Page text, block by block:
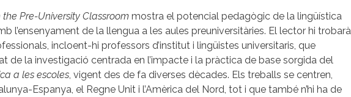
Pre-University Classroom mostra el potencial pedagògic de la lingüística
l’ensenyament de la llengua a les aules preuniversitàries. El lector hi trobarà
incloent-hi professors d’institut i lingüistes universitaris, que
de la investigació centrada en l’impacte i la pràctica de base sorgida del
a les escoles , vigent des de fa diverses dècades. Els treballs se centren,
Espanya, el Regne Unit i l’Amèrica del Nord, tot i que també n’hi ha de